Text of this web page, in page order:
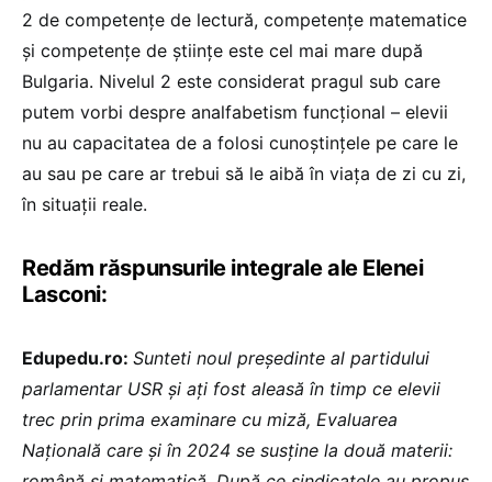
2 de competențe de lectură, competențe matematice
și competențe de științe este cel mai mare după
Bulgaria. Nivelul 2 este considerat pragul sub care
putem vorbi despre analfabetism funcțional – elevii
nu au capacitatea de a folosi cunoștințele pe care le
au sau pe care ar trebui să le aibă în viața de zi cu zi,
în situații reale.
Redăm răspunsurile integrale ale Elenei
Lasconi:
Edupedu.ro: Sunteti noul președinte al partidului
parlamentar USR și ați fost aleasă în timp ce elevii
trec prin prima examinare cu miză, Evaluarea
Națională care și în 2024 se susține la două materii: